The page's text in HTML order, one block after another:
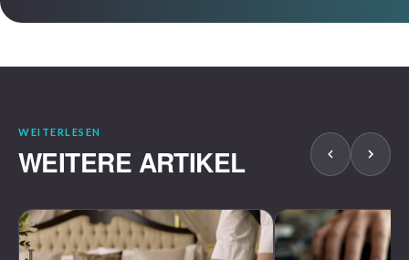
WEITERLESEN
WEITERE ARTIKEL